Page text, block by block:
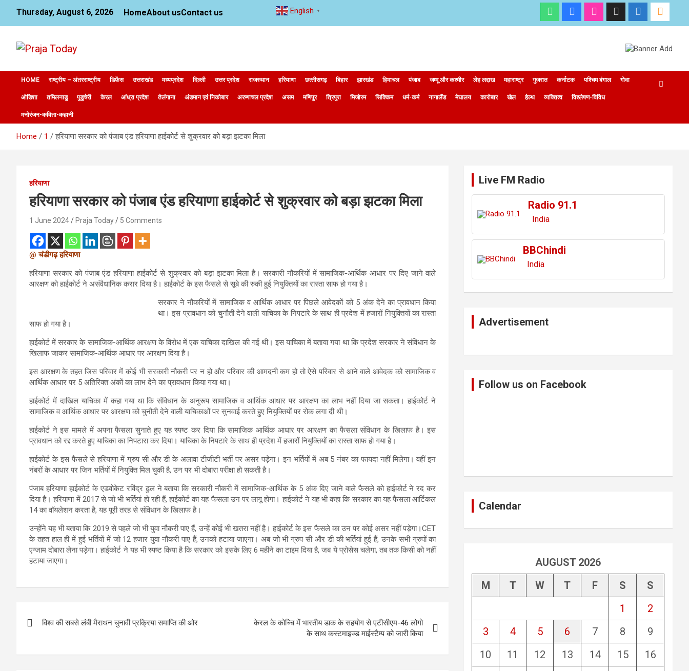
content
Thursday, August 6, 2026 HomeAbout usContact us
Praja Today
HOME राष्ट्रीय – अंतरराष्ट्रीय डिफ़ेंस उत्तराखंड मध्यप्रदेश दिल्ली उत्तर प्रदेश राजस्थान हरियाणा छत्‍तीसगढ़ बिहार झारखंड हिमाचल पंजाब जम्मू और कश्मीर लेह लद्दाख महाराष्ट्र गुजरात कर्नाटक पश्चिम बंगाल गोवा
ओडिशा तमिलनाडु पुडुचेरी केरल आंध्रा प्रदेश तेलंगाना अंडमान एवं निकोबार अरुणाचल प्रदेश असम मणिपुर त्रिपुरा मिजोरम सिक्किम धर्म-कर्म नागालैंड मेघालय कारोबार खेल हेल्थ व्यक्तित्व विश्लेषण-विविध
मनोरंजन-कविता-कहानी
Home 1 हरियाणा सरकार को पंजाब एंड हरियाणा हाईकोर्ट से शुक्रवार को बड़ा झटका मिला
हरियाणा
हरियाणा सरकार को पंजाब एंड हरियाणा हाईकोर्ट से शुक्रवार को बड़ा झटका मिला
1 June 2024 Praja Today 5 Comments
@ चंडीगढ़ हरियाणा
हरियाणा सरकार को पंजाब एंड हरियाणा हाईकोर्ट से शुक्रवार को बड़ा झटका मिला है। सरकारी नौकरियों में सामाजिक-आर्थिक आधार पर दिए जाने वाले
आरक्षण को हाईकोर्ट ने असंवैधानिक करार दिया है। हाईकोर्ट के इस फैसले से सूबे की रुकी हुई नियुक्तियों का रास्ता साफ हो गया है।
सरकार ने नौकरियों में सामाजिक व आर्थिक आधार पर पिछले आवेदकों को 5 अंक देने का प्रावधान किया
था। इस प्रावधान को चुनौती देने वाली याचिका के निपटारे के साथ ही प्रदेश में हजारों नियुक्तियों का रास्ता
साफ हो गया है।
हाईकोर्ट में सरकार के सामाजिक-आर्थिक आरक्षण के विरोध में एक याचिका दाखिल की गई थी। इस याचिका में बताया गया था कि प्रदेश सरकार ने संविधान के
खिलाफ जाकर सामाजिक-आर्थिक आधार पर आरक्षण दिया है।
इस आरक्षण के तहत जिस परिवार में कोई भी सरकारी नौकरी पर न हो और परिवार की आमदनी कम हो तो ऐसे परिवार से आने वाले आवेदक को सामाजिक व
आर्थिक आधार पर 5 अतिरिक्त अंकों का लाभ देने का प्रावधान किया गया था।
हाईकोर्ट में दाखिल याचिका में कहा गया था कि संविधान के अनुरूप सामाजिक व आर्थिक आधार पर आरक्षण का लाभ नहीं दिया जा सकता। हाईकोर्ट ने
सामाजिक व आर्थिक आधार पर आरक्षण को चुनौती देने वाली याचिकाओं पर सुनवाई करते हुए नियुक्तियों पर रोक लगा दी थी।
हाईकोर्ट ने इस मामले में अपना फैसला सुनाते हुए यह स्पष्ट कर दिया कि सामाजिक आर्थिक आधार पर आरक्षण का फैसला संविधान के खिलाफ है। इस
प्रावधान को रद्द करते हुए याचिका का निपटारा कर दिया। याचिका के निपटारे के साथ ही प्रदेश में हजारों नियुक्तियों का रास्ता साफ हो गया है।
हाईकोर्ट के इस फैसले से हरियाणा में ग्रुप सी और डी के अलावा टीजीटी भर्ती पर असर पड़ेगा। इन भर्तियों में अब 5 नंबर का फायदा नहीं मिलेगा। वहीं इन
नंबरों के आधार पर जिन भर्तियों में नियुक्ति मिल चुकी है, उन पर भी दोबारा परीक्षा हो सकती है।
पंजाब हरियाणा हाईकोर्ट के एडवोकेट रविंद्र ढुल ने बताया कि सरकारी नौकरी में सामाजिक-आर्थिक के 5 अंक दिए जाने वाले फैसले को हाईकोर्ट ने रद कर
दिया है। हरियाणा में 2017 से जो भी भर्तियां हो रही हैं, हाईकोर्ट का यह फैसला उन पर लागू होगा। हाईकोर्ट ने यह भी कहा कि सरकार का यह फैसला आर्टिकल
14 का वॉयलेशन करता है, यह पूरी तरह से संविधान के खिलाफ है।
उन्होंने यह भी बताया कि 2019 से पहले जो भी युवा नौकरी पाए हैं, उन्हें कोई भी खतरा नहीं है। हाईकोर्ट के इस फैसले का उन पर कोई असर नहीं पड़ेगा।CET
के तहत हाल ही में हुई भर्तियों में जो 12 हजार युवा नौकरी पाए हैं, उनको हटाया जाएगा। अब जो भी ग्रुप सी और डी की भर्तियां हुई हैं, उनके सभी ग्रुपों का
एग्जाम दोबारा लेना पड़ेगा। हाईकोर्ट ने यह भी स्पष्ट किया है कि सरकार को इसके लिए 6 महीने का टाइम दिया है, जब ये प्रोसेस चलेगा, तब तक किसी को नहीं
हटाया जाएगा।
navigation
विश्व की सबसे लंबी मैराथन चुनावी प्रक्रिया समाप्ति की ओर
केरल के कोच्चि में भारतीय डाक के सहयोग से एटीसीएम-46 लोगो
के साथ कस्टमाइज्ड माईस्टैम्प को जारी किया
Live FM Radio
Radio 91.1
India
BBChindi
India
Advertisement
Follow us on Facebook
Calendar
AUGUST 2026
M
T W T F S
S
1
2
3
4 5 6 7 8
9
10
11 12 13 14 15
16
English ▼